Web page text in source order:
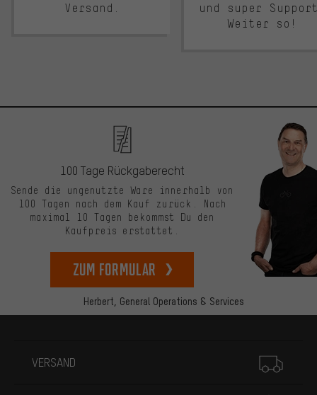
Versand.
und super
Weiter so!
Herbert, General Operations & Services
100 Tage Rückgaberecht
Sende die ungenutzte Ware innerhalb von
100 Tagen nach dem Kauf zurück. Nach
maximal 10 Tagen bekommst Du den
Kaufpreis erstattet.
zum Formular
VERSAND